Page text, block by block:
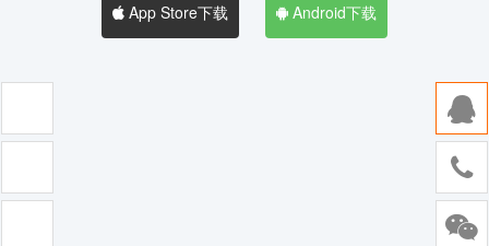
App Store下载 Android下载